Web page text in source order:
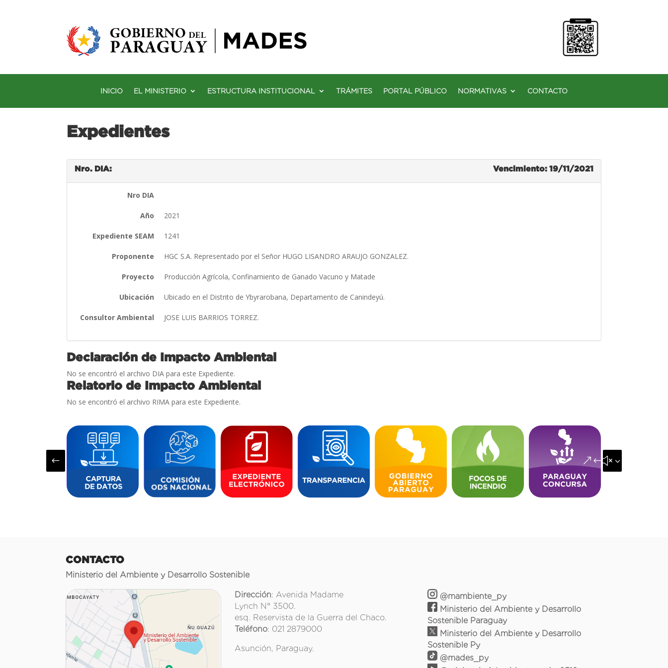
INICIO EL MINISTERIO ESTRUCTURA INSTITUCIONAL TRÁMITES PORTAL PÚBLICO NORMATIVAS CONTACTO
Expedientes
Nro. DIA: Vencimiento: 19/11/2021
Nro DIA
Año 2021
Expediente SEAM 1241
Proponente HGC S.A. Representado por el Señor HUGO LISANDRO ARAUJO GONZALEZ.
Proyecto Producción Agrícola, Confinamiento de Ganado Vacuno y Matade
Ubicación Ubicado en el Distrito de Ybyrarobana, Departamento de Canindeyú.
Consultor Ambiental JOSE LUIS BARRIOS TORREZ.
Declaración de Impacto Ambiental
No se encontró el archivo DIA para este Expediente.
Relatorio de Impacto Ambiental
No se encontró el archivo RIMA para este Expediente.
# &#x35;
CONTACTO
Ministerio del Ambiente y Desarrollo Sostenible
Dirección: Avenida Madame
Lynch N° 3500.
esq. Reservista de la Guerra del Chaco.
Teléfono: 021 2879000
Asunción, Paraguay.
@mambiente_py
Ministerio del Ambiente y Desarrollo
Sostenible Paraguay
Ministerio del Ambiente y Desarrollo
Sostenible Py
@mades_py